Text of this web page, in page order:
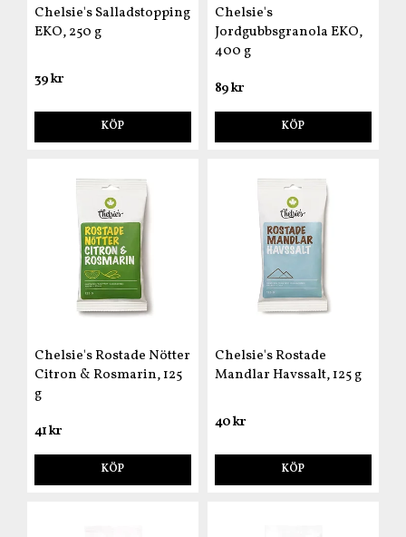
Chelsie's Salladstopping
EKO, 250 g
39 kr
KÖP
Chelsie's
Jordgubbsgranola EKO,
400 g
89 kr
KÖP
Chelsie's Rostade Nötter
Citron & Rosmarin, 125
g
41 kr
KÖP
Chelsie's Rostade
Mandlar Havssalt, 125 g
40 kr
KÖP